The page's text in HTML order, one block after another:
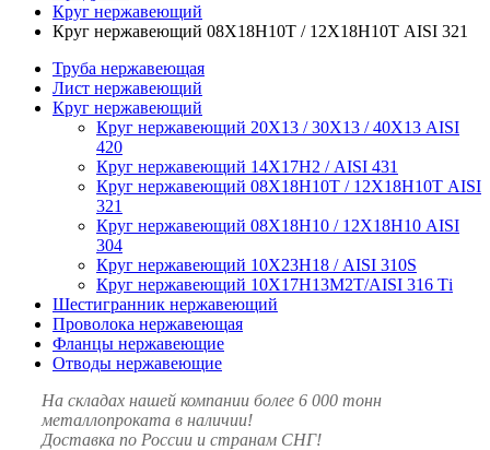
Круг нержавеющий
Круг нержавеющий 08Х18Н10Т / 12Х18Н10Т AISI 321
Труба нержавеющая
Лист нержавеющий
Круг нержавеющий
Круг нержавеющий 20Х13 / 30Х13 / 40Х13 AISI
420
Круг нержавеющий 14Х17Н2 / AISI 431
Круг нержавеющий 08Х18Н10Т / 12Х18Н10Т AISI
321
Круг нержавеющий 08Х18Н10 / 12Х18Н10 AISI
304
Круг нержавеющий 10Х23Н18 / AISI 310S
Круг нержавеющий 10Х17Н13М2Т/AISI 316 Тi
Шестигранник нержавеющий
Проволока нержавеющая
Фланцы нержавеющие
Отводы нержавеющие
На складах нашей компании более 6 000 тонн
металлопроката в наличии!
Доставка по России и странам СНГ!